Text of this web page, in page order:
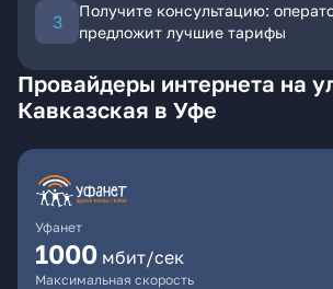
Получите консультацию:
предложит лучшие тарифы
Провайдеры интернета на
Кавказская в Уфе
Уфанет
1000 мбит/сек
Максимальная скорость